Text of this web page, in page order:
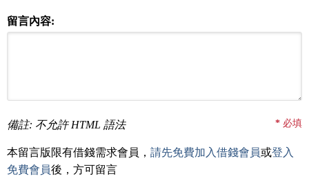
留言內容:
備註: 不允許 HTML 語法 * 必填
本留言版限有借錢需求會員， 請先免費加入借錢會員或登入
免費會員後，方可留言